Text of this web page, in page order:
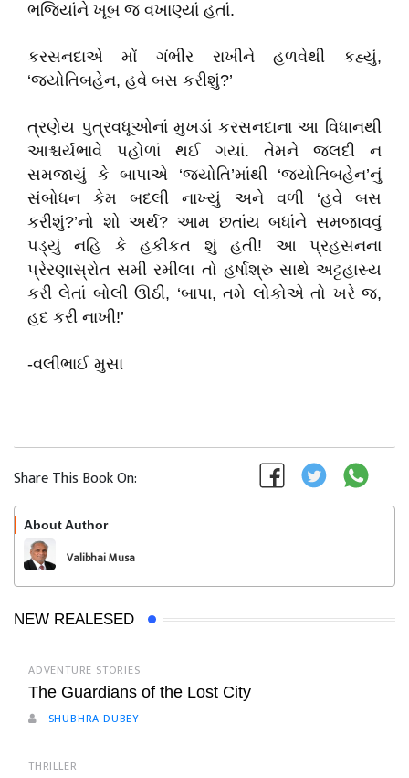
ભજિયાંને ખૂબ જ વખાણ્યાં હતાં.
કરસનદાએ મોં ગંભીર રાખીને હળવેથી કહ્યું,
‘જ્યોતિબહેન, હવે બસ કરીશું?’
ત્રણેય પુત્રવધૂઓનાં મુખડાં કરસનદાના આ વિધાનથી
આશ્ચર્યભાવે પહોળાં થઈ ગયાં. તેમને જલદી ન
સમજાયું કે બાપાએ ‘જ્યોતિ’માંથી ‘જ્યોતિબહેન’નું
સંબોધન કેમ બદલી નાખ્યું અને વળી ‘હવે બસ
કરીશું?’નો શો અર્થ?આમ છતાંય બધાંને સમજાવવું
પડ્યું નહિ કે હકીકત શું હતી! આ પ્રહસનના
પ્રેરણાસ્રોત સમી રમીલા તો હર્ષાશ્રુ સાથે અટ્ટહાસ્ય
કરી લેતાં બોલી ઊઠી, ‘બાપા,તમે લોકોએ તો ખરે જ,
હદ કરી નાખી!’
-વલીભાઈ મુસા
Share This Book On:
About Author
Valibhai Musa
NEW REALESED
ADVENTURE STORIES
The Guardians of the Lost City
SHUBHRA DUBEY
THRILLER